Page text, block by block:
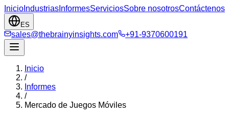
Inicio Industrias InformesServiciosSobre nosotrosContáctenos
ES
sales@thebrainyinsights.com +91-9370600191
Inicio
/
Informes
/
Mercado de Juegos Móviles